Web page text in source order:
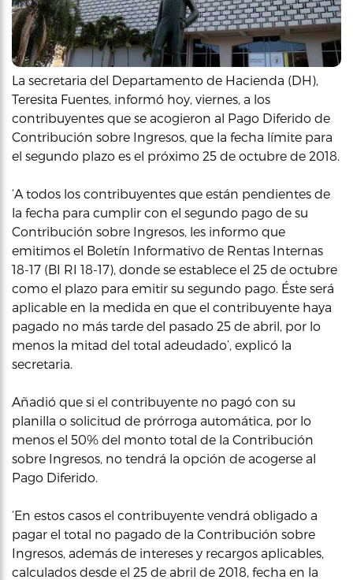
La secretaria del Departamento de Hacienda (DH),
Teresita Fuentes, informó hoy, viernes, a los
contribuyentes que se acogieron al Pago Diferido de
Contribución sobre Ingresos, que la fecha límite para
el segundo plazo es el próximo 25 de octubre de 2018.
‘A todos los contribuyentes que están pendientes de
la fecha para cumplir con el segundo pago de su
Contribución sobre Ingresos, les informo que
emitimos el Boletín Informativo de Rentas Internas
18-17 (BI RI 18-17), donde se establece el 25 de octubre
como el plazo para emitir su segundo pago. Éste será
aplicable en la medida en que el contribuyente haya
pagado no más tarde del pasado 25 de abril, por lo
menos la mitad del total adeudado’, explicó la
secretaria.
Añadió que si el contribuyente no pagó con su
planilla o solicitud de prórroga automática, por lo
menos el 50% del monto total de la Contribución
sobre Ingresos, no tendrá la opción de acogerse al
Pago Diferido.
‘En estos casos el contribuyente vendrá obligado a
pagar el total no pagado de la Contribución sobre
Ingresos, además de intereses y recargos aplicables,
calculados desde el 25 de abril de 2018, fecha en la